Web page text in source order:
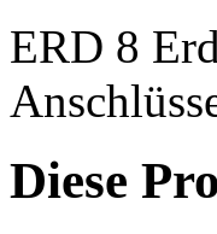
ERD 8
Diese